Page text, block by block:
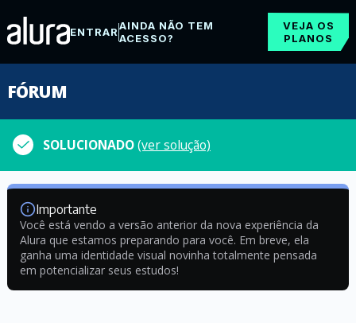
ENTRARAINDA NÃO TEM
ACESSO?
VEJA OS
PLANOS
FÓRUM
SOLUCIONADO(ver solução)
Importante
Você está vendo a versão anterior da nova experiência da
Alura que estamos preparando para você. Em breve, ela
ganha uma identidade visual novinha totalmente pensada
em potencializar seus estudos!